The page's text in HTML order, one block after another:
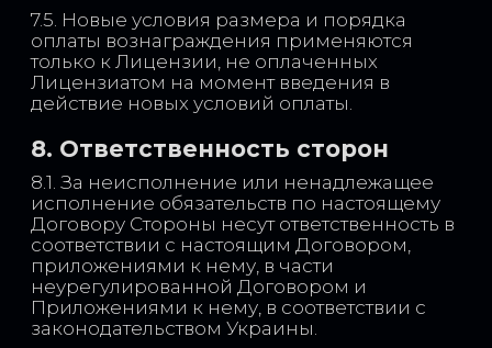
7.5. Новые условия размера и порядка
оплаты вознаграждения применяются
только к Лицензии, не оплаченных
Лицензиатом на момент введения в
действие новых условий оплаты.
8. Ответственность сторон
8.1. За неисполнение или ненадлежащее
исполнение обязательств по настоящему
Договору Стороны несут ответственность в
соответствии с настоящим Договором,
приложениями к нему, в части
неурегулированной Договором и
Приложениями к нему, в соответствии с
законодательством Украины.